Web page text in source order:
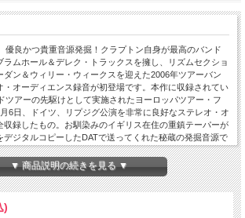
優良かつ貴重音源発掘！クラプトン自身が最高のバンド
ラムホール＆デレク・トラックスを擁し、リズムセクショ
ダン＆ウィリー・ウィークスを迎えた2006年ツアーバン
・オーディエンス録音が初登場です。本作に収録されてい
ツアーの先駆けとして実施されたヨーロッパツアー・フ
6日、ドイツ、リプジグ公演を非常に良好なステレオ・オ
収録したもの。お馴染みのイギリス在住の重鎮テーパーが
デジタルコピーしたDATで送ってくれた秘蔵の発掘音源で
非常にクリアで空気感のある音像で、ステレオ感にも優れ
いな」録音です。この初登場マスターが価値あるのは、単
リースという意味合いだけではありません。実はこの日は
た実績を持つ名キーボーディスト、ビリー・プレストンが
臓病により亡くなった日でした。その訃報を受けたクラプ
出に耽り、セット中、Back Homeの冒頭で「This one is
▼ 商品説明の続きを見る ▼
)